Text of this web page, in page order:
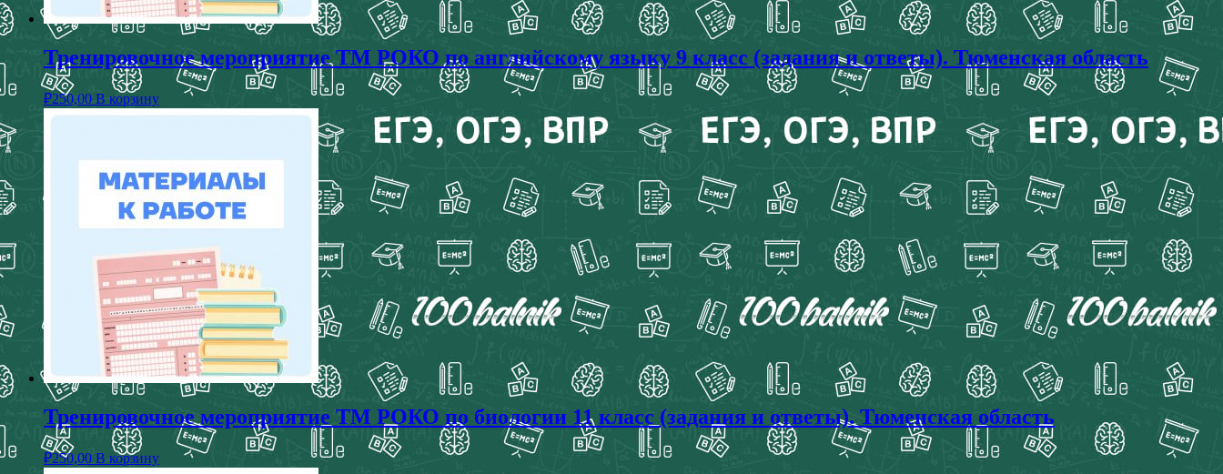
Тренировочное мероприятие ТМ РОКО по английскому языку 9 класс (задания и ответы). Тюменская область
₽250,00 В корзину
Тренировочное мероприятие ТМ РОКО по биологии 11 класс (задания и ответы). Тюменская область
₽250,00 В корзину